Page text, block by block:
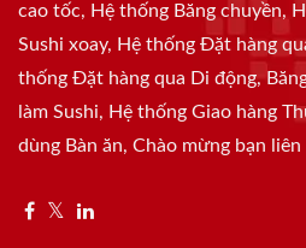
cao tốc, Hệ thống Băng chuyền,
Sushi xoay, Hệ thống Đặt hàng
thống Đặt hàng qua Di động,
làm Sushi, Hệ thống Giao hàng
dùng Bàn ăn, Chào mừng bạn